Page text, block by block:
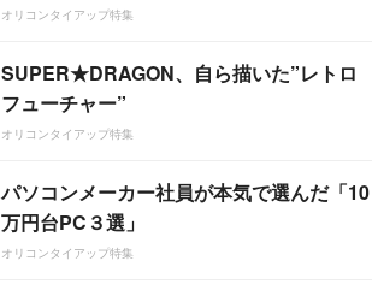
オリコンタイアップ特集
SUPER★DRAGON、自ら描いた”レトロ
フューチャー”
オリコンタイアップ特集
パソコンメーカー社員が本気で選んだ「10
万円台PC３選」
オリコンタイアップ特集